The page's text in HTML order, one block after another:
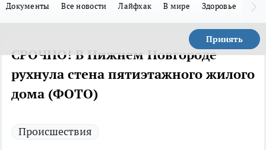
Документы Все новости Лайфхак В мире Здоровье
Принять
СРОЧНО! В Нижнем Новгороде
рухнула стена пятиэтажного жилого
дома (ФОТО)
Происшествия